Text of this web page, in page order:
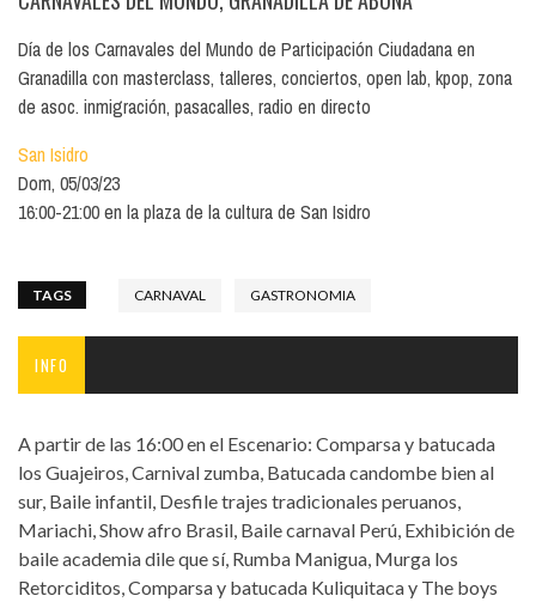
Día de los Carnavales del Mundo de Participación Ciudadana en
Granadilla con masterclass, talleres, conciertos, open lab, kpop, zona
de asoc. inmigración, pasacalles, radio en directo
San Isidro
Dom, 05/03/23
16:00-21:00 en la plaza de la cultura de San Isidro
TAGS CARNAVAL GASTRONOMIA
INFO
A partir de las 16:00 en el Escenario: Comparsa y batucada
los Guajeiros, Carnival zumba, Batucada candombe bien al
sur, Baile infantil, Desfile trajes tradicionales peruanos,
Mariachi, Show afro Brasil, Baile carnaval Perú, Exhibición de
baile academia dile que sí, Rumba Manigua, Murga los
Retorciditos, Comparsa y batucada Kuliquitaca y The boys